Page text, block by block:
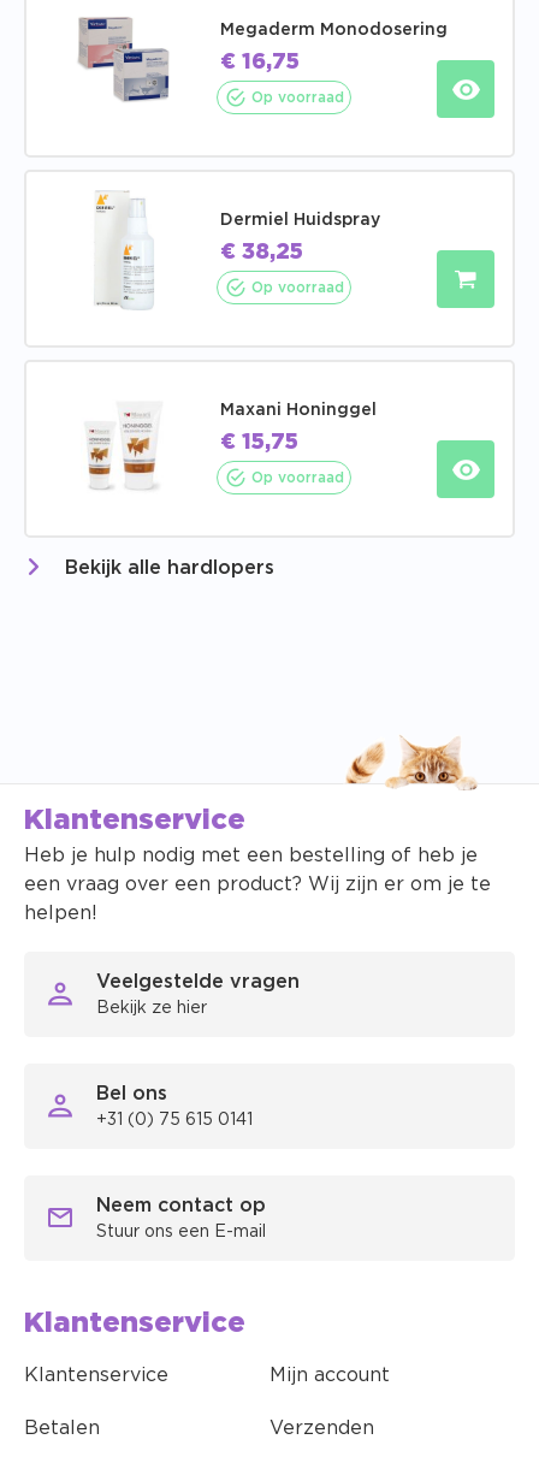
Megaderm Monodosering
€ 16,75
Op voorraad
Dermiel Huidspray
€ 38,25
Op voorraad
Maxani Honinggel
€ 15,75
Op voorraad
Bekijk alle hardlopers
Klantenservice
Heb je hulp nodig met een bestelling of heb je
een vraag over een product? Wij zijn er om je te
helpen!
Veelgestelde vragen
Bekijk ze hier
Bel ons
+31 (0) 75 615 0141
Neem contact op
Stuur ons een E-mail
Klantenservice
Klantenservice Mijn account
Betalen Verzenden